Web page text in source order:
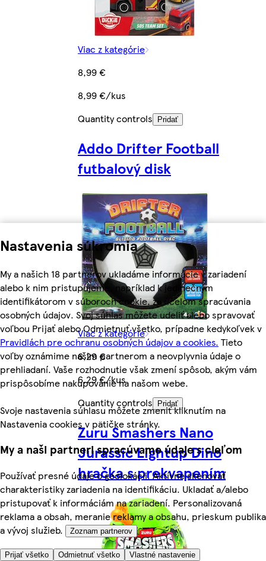
Nastavenia súkromia
My a našich 18 partnerov ukladáme informácie v zariadení
alebo k nim pristupujeme, napríklad k jedinečným
identifikátorom v súboroch cookie, za účelom spracúvania
osobných údajov. Svoj súhlas môžete udeliť alebo spravovať
voľbou Prijať alebo Odmietnuť všetko, prípadne kedykoľvek v
Pravidlách pre ochranu osobných údajov a cookies. Tieto
voľby oznámime našim partnerom a neovplyvnia údaje o
prehliadaní. Vaše rozhodnutie však zmení spôsob, akým vám
prispôsobíme nakupovanie na našom webe.
Svoje nastavenia súhlasu môžete zmeniť kliknutím na
Nastavenia cookies v pätičke stránky.
My a naši partneri spracúvame údaje s cieľom
Používať presné údaje o geolokácii. Aktívne skenovať
charakteristiky zariadenia na identifikáciu. Ukladať a/alebo
pristupovať k informáciám na zariadení. Personalizovaná
reklama a obsah, meranie reklamy a obsahu, prieskum publika
a vývoj služieb.
Zoznam partnerov
Prijať všetko Odmietnuť všetko Vlastné nastavenie
Viac z kategórie
8,99 €
8,99 €/kus
Quantity controls
Pridať
Addo Drifter Football
futbalový disk
Viac z kategórie
6,29 €
6,29 €/kus
Quantity controls
Pridať
Zuru Smashers Nano
Jurassic Lightup Dino
hračka s prekvapením